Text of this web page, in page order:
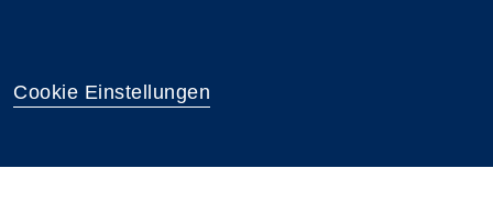
Cookie Einstellungen